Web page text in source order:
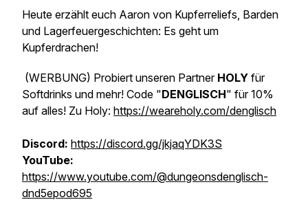
Heute erzählt euch Aaron von Kupferreliefs, Barden
und Lagerfeuergeschichten: Es geht um
Kupferdrachen!
(WERBUNG) Probiert unseren Partner HOLY für
Softdrinks und mehr! Code "DENGLISCH" für 10%
auf alles! Zu Holy: https://weareholy.com/denglisch
Discord: https://discord.gg/jkjaqYDK3S
YouTube:
https://www.youtube.com/@dungeonsdenglisch-
dnd5epod695